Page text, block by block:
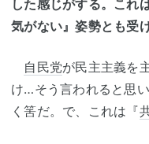
した感じがする。これ
気がない』姿勢とも受
自民党が民主主義を
け…そう言われると思
く筈だ。で、これは『